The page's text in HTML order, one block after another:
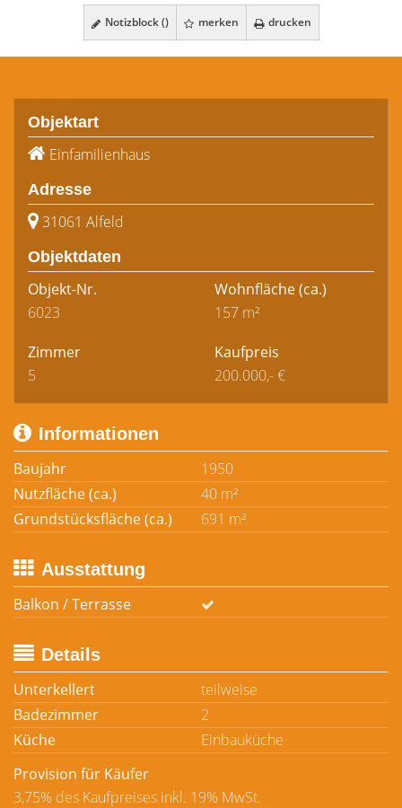
Notizblock () merken drucken
Objektart
Einfamilienhaus
Adresse
31061 Alfeld
Objektdaten
Objekt-Nr.
6023
Wohnfläche(ca.)
157 m²
Zimmer
5
Kaufpreis
200.000,- €
Informationen
Baujahr
1950
Nutzfläche (ca.)
40 m²
Grundstücksfläche (ca.)
691 m²
Ausstattung
Balkon / Terrasse
Details
Unterkellert
teilweise
Badezimmer
2
Küche
Einbauküche
Provision für Käufer
3,75% des Kaufpreises inkl. 19% MwSt.